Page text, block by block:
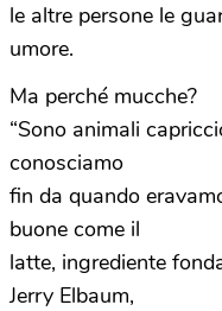
le altre persone le
umore.
Ma perché mucche?
“Sono animali
conosciamo
fin da quando
buone come il
latte, ingrediente
Jerry Elbaum,